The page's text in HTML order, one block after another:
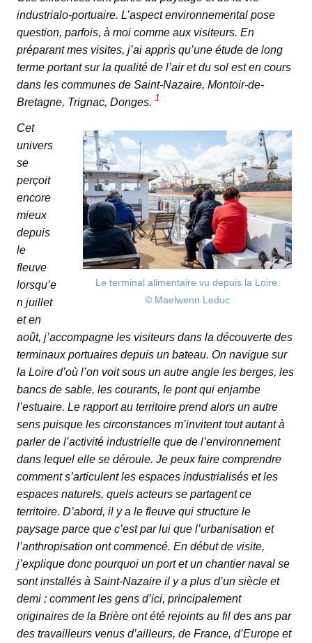
industrialo-portuaire. L’aspect environnemental pose
question, parfois, à moi comme aux visiteurs. En
préparant mes visites, j’ai appris qu’une étude de long
terme portant sur la qualité de l’air et du sol est en cours
dans les communes de Saint-Nazaire, Montoir-de-
Bretagne, Trignac, Donges. 1
Le terminal alimentaire vu depuis la Loire.
© Maelwenn Leduc
Cet
univers
se
perçoit
encore
mieux
depuis
le
fleuve
lorsqu’e
n juillet
et en
août, j’accompagne les visiteurs dans la découverte des
terminaux portuaires depuis un bateau. On navigue sur
la Loire d’où l’on voit sous un autre angle les berges, les
bancs de sable, les courants, le pont qui enjambe
l’estuaire. Le rapport au territoire prend alors un autre
sens puisque les circonstances m’invitent tout autant à
parler de l’activité industrielle que de l’environnement
dans lequel elle se déroule. Je peux faire comprendre
comment s’articulent les espaces industrialisés et les
espaces naturels, quels acteurs se partagent ce
territoire. D’abord, il y a le fleuve qui structure le
paysage parce que c’est par lui que l’urbanisation et
l’anthropisation ont commencé. En début de visite,
j’explique donc pourquoi un port et un chantier naval se
sont installés à Saint-Nazaire il y a plus d’un siècle et
demi ; comment les gens d’ici, principalement
originaires de la Brière ont été rejoints au fil des ans par
des travailleurs venus d’ailleurs, de France, d’Europe et